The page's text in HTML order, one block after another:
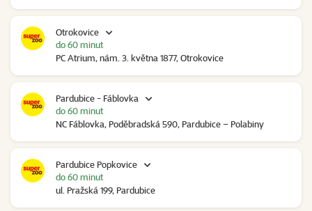
Otrokovice
PC Atrium, nám. 3. května 1877, Otrokovice
do 60 minut
Pardubice - Fáblovka
NC Fáblovka, Poděbradská 590, Pardubice – Polabiny
do 60 minut
Pardubice Popkovice
ul. Pražská 199, Pardubice
do 60 minut